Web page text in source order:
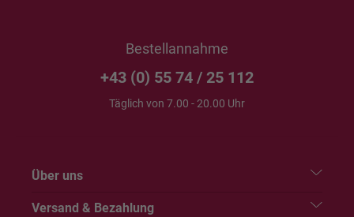
Bestellannahme
+43 (0) 55 74 / 25 112
Täglich von 7.00 - 20.00 Uhr
Über uns
Versand & Bezahlung